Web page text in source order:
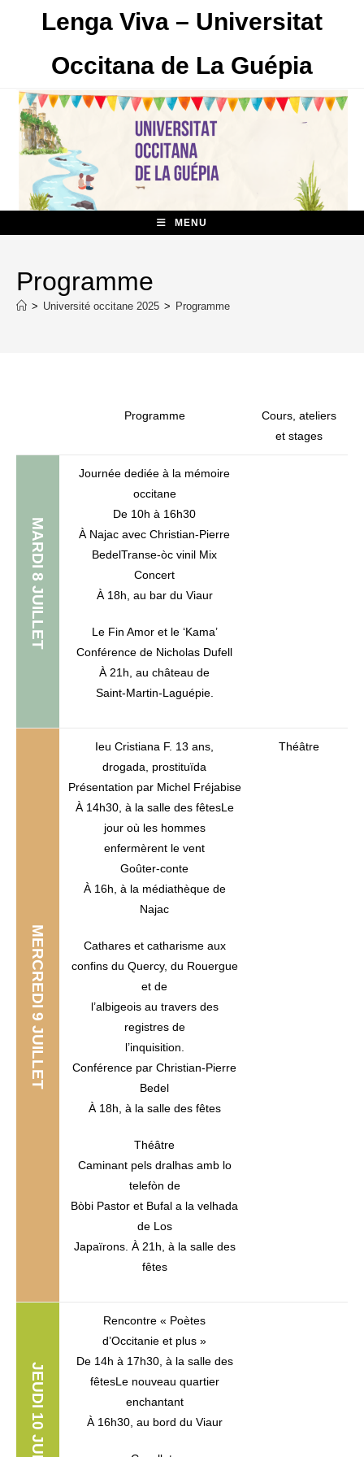
Lenga Viva – Universitat
Occitana de La Guépia
MENU
Programme
> Université occitane 2025 > Programme
Programme
Cours, ateliers
et stages
MARDI 8 JUILLET
Journée dediée à la mémoire
occitane
De 10h à 16h30
À Najac avec Christian-Pierre
BedelTranse-òc vinil Mix
Concert
À 18h, au bar du Viaur
Le Fin Amor et le ‘Kama’
Conférence de Nicholas Dufell
À 21h, au château de
Saint-Martin-Laguépie.
MERCREDI 9 JUILLET
Ieu Cristiana F. 13 ans,
drogada, prostituïda
Présentation par Michel Fréjabise
À 14h30, à la salle des fêtesLe
jour où les hommes
enfermèrent le vent
Goûter-conte
À 16h, à la médiathèque de
Najac
Cathares et catharisme aux
confins du Quercy, du Rouergue
et de
l’albigeois au travers des
registres de
l’inquisition.
Conférence par Christian-Pierre
Bedel
À 18h, à la salle des fêtes
Théâtre
Caminant pels dralhas amb lo
telefòn de
Bòbi Pastor et Bufal a la velhada
de Los
Japaïrons. À 21h, à la salle des
fêtes
Théâtre
Rencontre « Poètes
d’Occitanie et plus »
De 14h à 17h30, à la salle des
fêtesLe nouveau quartier
enchantant
À 16h30, au bord du Viaur